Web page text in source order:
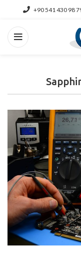
+90 541 430 98